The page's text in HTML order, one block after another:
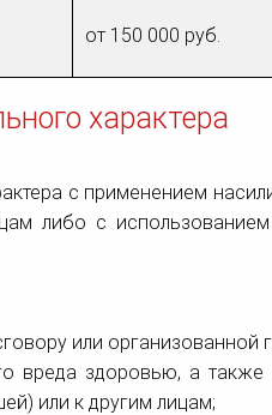
от 150 000 руб.
характера
с применением
либо с
или организованной
вреда здоровью, а
или к другим лицам;